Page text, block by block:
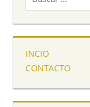
INCIO
CONTACTO